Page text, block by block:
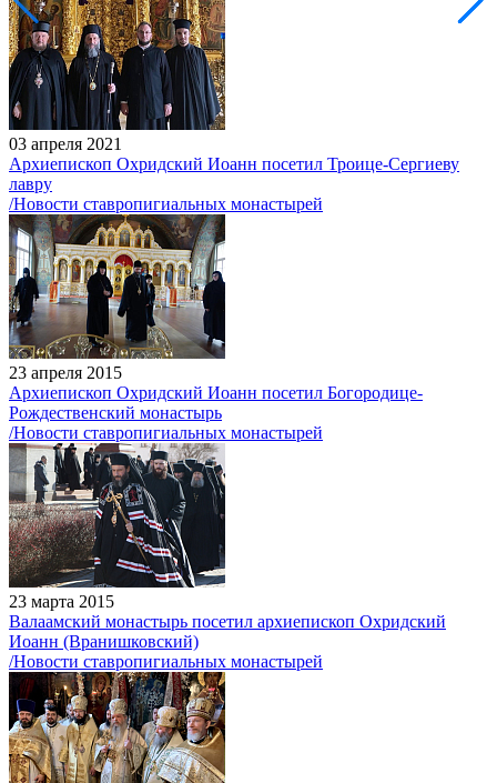
03 апреля 2021
Архиепископ Охридский Иоанн посетил Троице-Сергиеву
лавру
/Новости ставропигиальных монастырей
23 апреля 2015
Архиепископ Охридский Иоанн посетил Богородице-
Рождественский монастырь
/Новости ставропигиальных монастырей
23 марта 2015
Валаамский монастырь посетил архиепископ Охридский
Иоанн (Вранишковский)
/Новости ставропигиальных монастырей